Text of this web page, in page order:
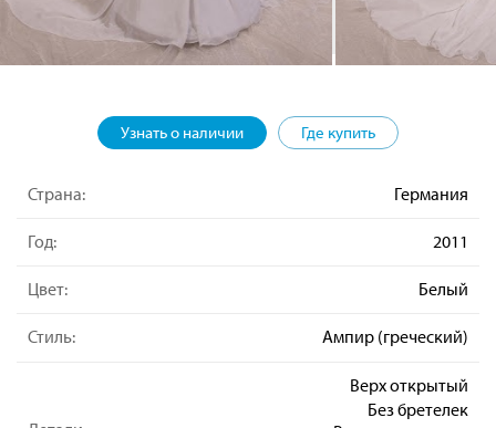
Узнать о наличии Где купить
Страна: Германия
Год: 2011
Цвет: Белый
Стиль: Ампир (греческий)
Верх открытый
Без бретелек